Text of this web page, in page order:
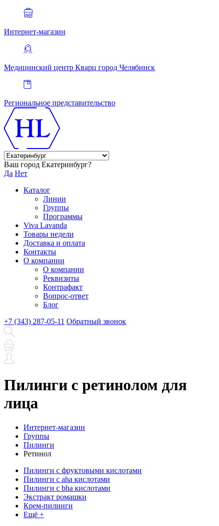
Интернет-магазин
Медицинский центр Кварц город Челябинск
Региональное представительство
Ваш город Екатеринбург?
Да Нет
Каталог
Линии
Группы
Программы
Viva Lavanda
Товары недели
Доставка и оплата
Контакты
О компании
О компании
Реквизиты
Контрафакт
Вопрос-ответ
Блог
+7 (343) 287-05-11 Обратный звонок
Пилинги с ретинолом для
лица
Интернет-магазин
Группы
Пилинги
Ретинол
Пилинги с фруктовыми кислотами
Пилинги с aha кислотами
Пилинги с bha кислотами
Экстракт ромашки
Крем-пилинги
Ещё +